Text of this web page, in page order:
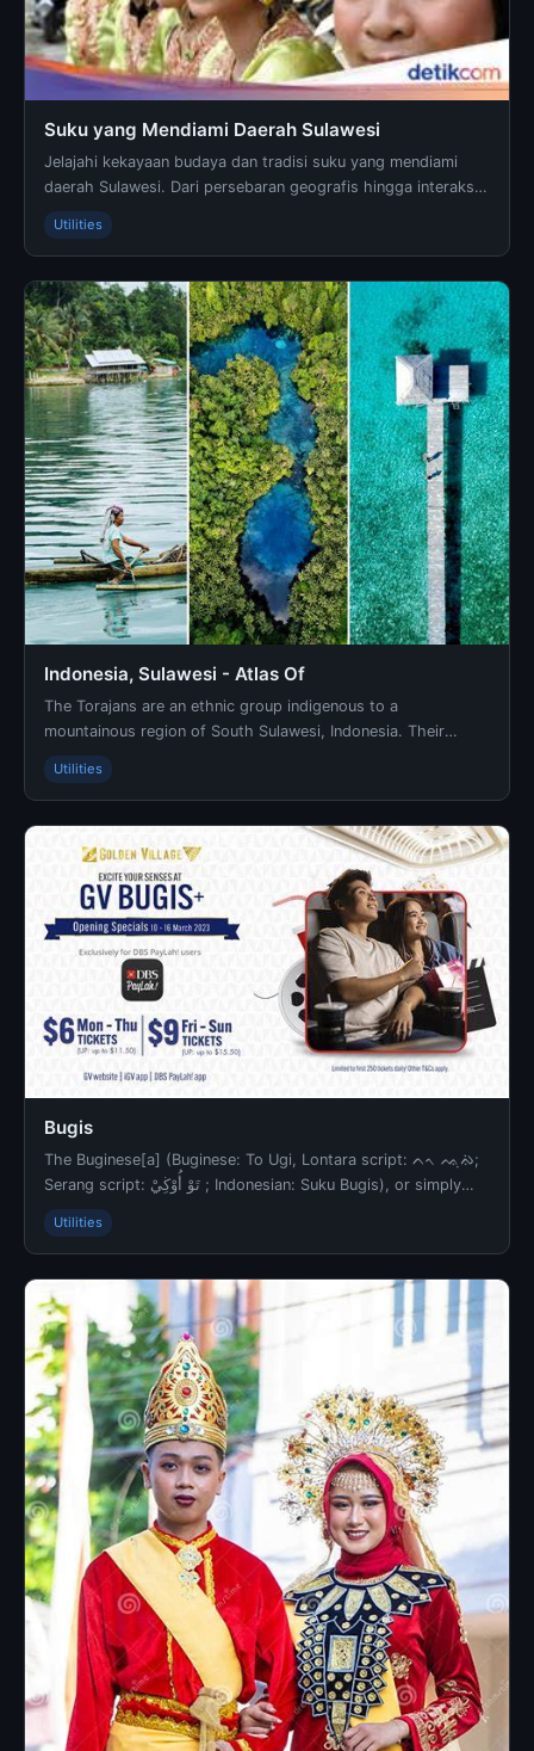
Suku yang Mendiami Daerah Sulawesi
Jelajahi kekayaan budaya dan tradisi suku yang mendiami
daerah Sulawesi. Dari persebaran geografis hingga interaksi
antar suku, temukan ke.. - Informasi leng...
Utilities
Indonesia, Sulawesi - Atlas Of
The Torajans are an ethnic group indigenous to a
mountainous region of South Sulawesi, Indonesia. Their
population is approximately 1.100.000, of whom … - In...
Utilities
Bugis
The Buginese[a] (Buginese: To Ugi, Lontara script: ᨈᨚ ᨕᨘᨁᨗ;
Serang script: تَوْ أُوْڬِيْ ‎; Indonesian: Suku Bugis), or simply
Bugis, are an Austronesian eth...
Utilities